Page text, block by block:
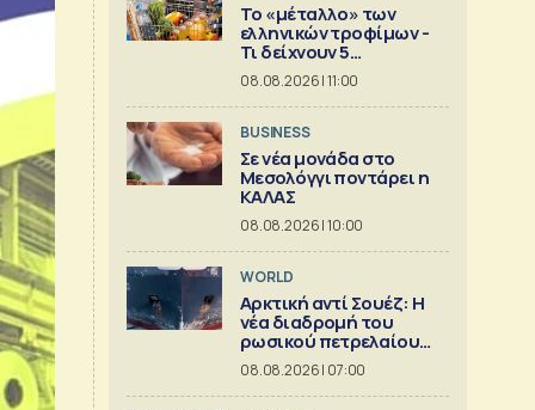
Το «μέταλλο» των
ελληνικών τροφίμων -
Τι δείχνουν 5
ισολογισμοί
08.08.2026 | 11:00
BUSINESS
Σε νέα μονάδα στο
Μεσολόγγι ποντάρει η
ΚΑΛΑΣ
08.08.2026 | 10:00
WORLD
Αρκτική αντί Σουέζ: Η
νέα διαδρομή του
ρωσικού πετρελαίου
[Γράφημα]
08.08.2026 | 07:00